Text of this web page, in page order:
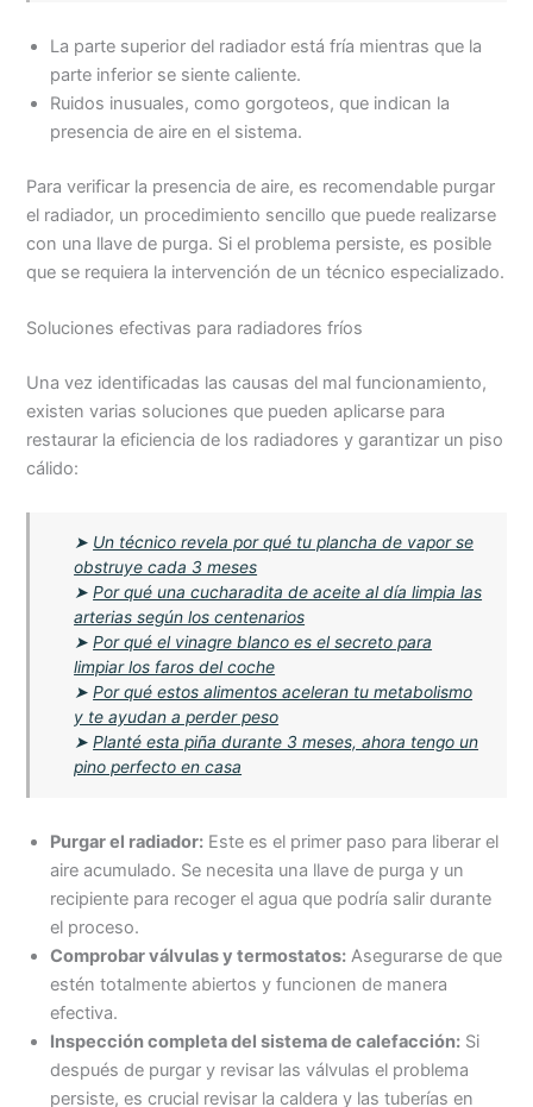
La parte superior del radiador está fría mientras que la
parte inferior se siente caliente.
Ruidos inusuales, como gorgoteos, que indican la
presencia de aire en el sistema.
Para verificar la presencia de aire, es recomendable purgar
el radiador, un procedimiento sencillo que puede realizarse
con una llave de purga. Si el problema persiste, es posible
que se requiera la intervención de un técnico especializado.
Soluciones efectivas para radiadores fríos
Una vez identificadas las causas del mal funcionamiento,
existen varias soluciones que pueden aplicarse para
restaurar la eficiencia de los radiadores y garantizar un piso
cálido:
➤ Un técnico revela por qué tu plancha de vapor se
obstruye cada 3 meses
➤Por qué una cucharadita de aceite al día limpia las
arterias según los centenarios
➤Por qué el vinagre blanco es el secreto para
limpiar los faros del coche
➤Por qué estos alimentos aceleran tu metabolismo
y te ayudan a perder peso
➤Planté esta piña durante 3 meses, ahora tengo un
pino perfecto en casa
Purgar el radiador: Este es el primer paso para liberar el
aire acumulado. Se necesita una llave de purga y un
recipiente para recoger el agua que podría salir durante
el proceso.
Comprobar válvulas y termostatos: Asegurarse de que
estén totalmente abiertos y funcionen de manera
efectiva.
Inspección completa del sistema de calefacción: Si
después de purgar y revisar las válvulas el problema
persiste, es crucial revisar la caldera y las tuberías en